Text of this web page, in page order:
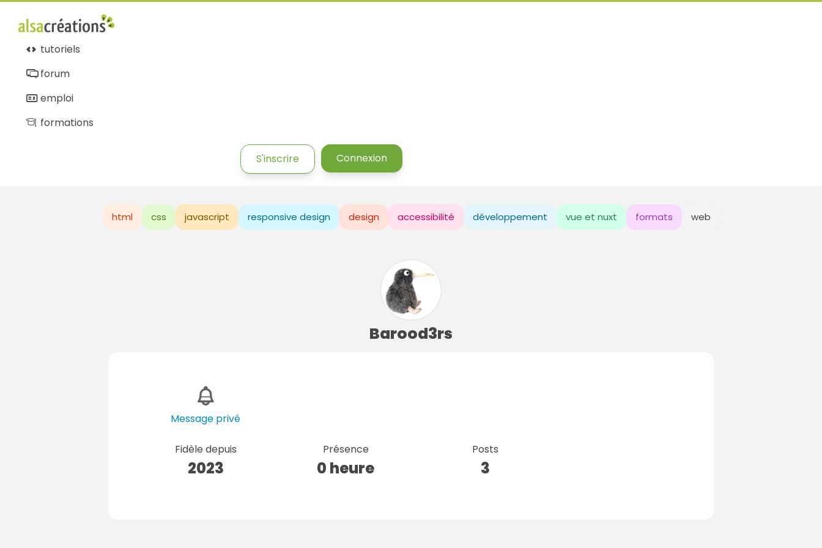
tutoriels
forum
emploi
formations
S'inscrire Connexion
html css javascript responsive design design accessibilité développement vue et nuxt formats web
Barood3rs
Message privé
Fidèle depuis
2023
Présence
0 heure
Posts
3